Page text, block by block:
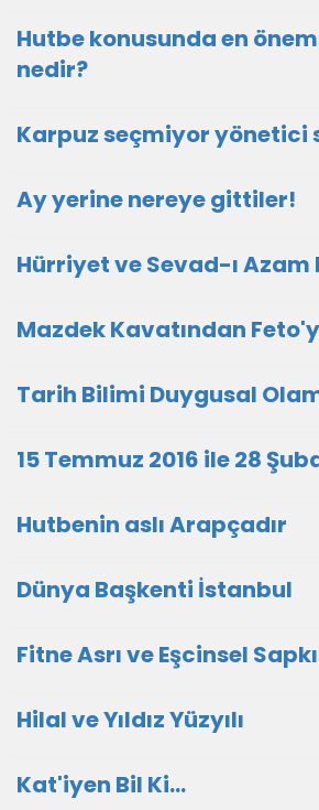
Hutbe konusunda en
nedir?
Karpuz seçmiyor yönetici
Ay yerine nereye gittiler!
Hürriyet ve Sevad-ı Azam
Mazdek Kavatından
Tarih Bilimi Duygusal
15 Temmuz 2016 ile 28
Hutbenin aslı Arapçadır
Dünya Başkenti İstanbul
Fitne Asrı ve Eşcinsel
Hilal ve Yıldız Yüzyılı
Kat'iyen Bil Ki…